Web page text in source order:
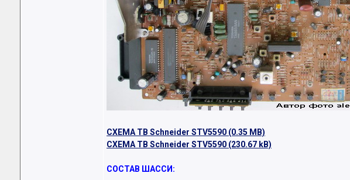
СХЕМА ТВ Schneider STV5590 (0.35 MB)
СХЕМА ТВ Schneider STV5590 (230.67 kB)
СОСТАВ ШАССИ: